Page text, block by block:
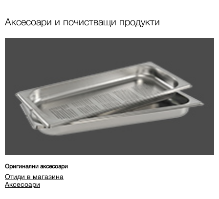
Аксесоари и почистващи продукти
Оригинални аксесоари
Отиди в магазина
Аксесоари